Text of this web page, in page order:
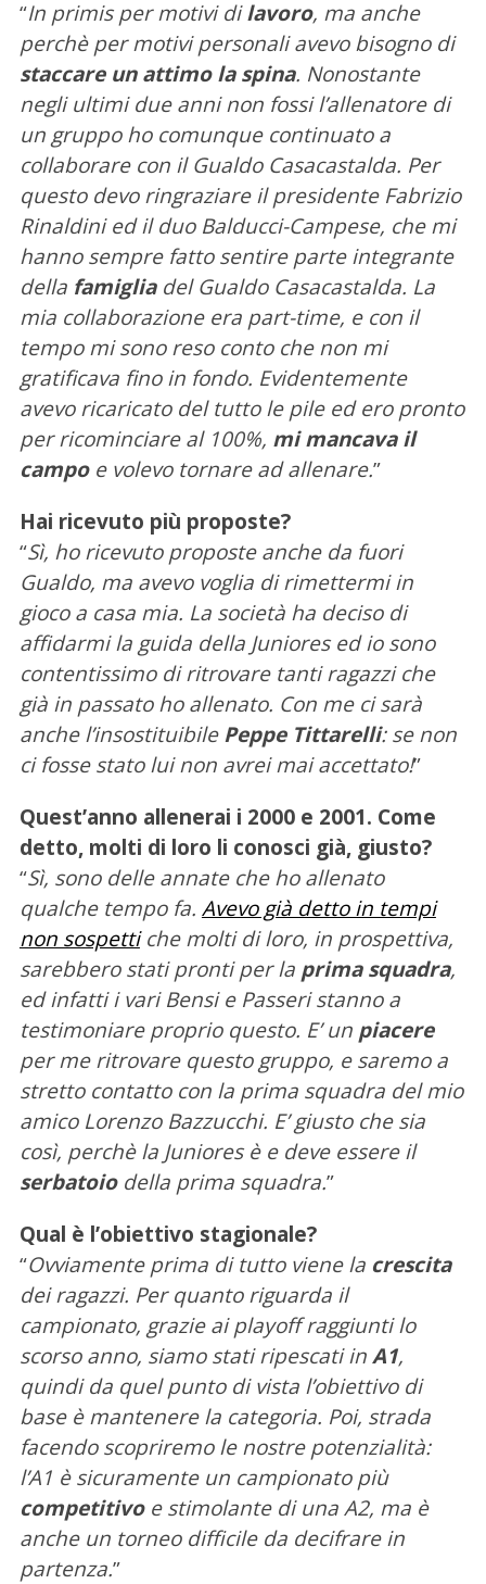
“In primis per motivi dilavoro, ma anche
perchè per motivi personali avevo bisogno di
staccare un attimo la spina. Nonostante
negli ultimi due anni non fossi l’allenatore di
un gruppo ho comunque continuato a
collaborare con il Gualdo Casacastalda. Per
questo devo ringraziare il presidente Fabrizio
Rinaldini ed il duo Balducci-Campese, che mi
hanno sempre fatto sentire parte integrante
della famigliadel Gualdo Casacastalda. La
mia collaborazione era part-time, e con il
tempo mi sono reso conto che non mi
gratificava fino in fondo. Evidentemente
avevo ricaricato del tutto le pile ed ero pronto
per ricominciare al 100%, mi mancava il
campoe volevo tornare ad allenare.”
Hai ricevuto più proposte?
“Sì, ho ricevuto proposte anche da fuori
Gualdo, ma avevo voglia di rimettermi in
gioco a casa mia. La società ha deciso di
affidarmi la guida della Juniores ed io sono
contentissimo di ritrovare tanti ragazzi che
già in passato ho allenato. Con me ci sarà
anche l’insostituibilePeppe Tittarelli: se non
ci fosse stato lui non avrei mai accettato!”
Quest’anno allenerai i 2000 e 2001. Come
detto, molti di loro li conosci già, giusto?
“Sì, sono delle annate che ho allenato
qualche tempo fa. Avevo già detto in tempi
non sospettiche molti di loro, in prospettiva,
sarebbero stati pronti per la prima squadra,
ed infatti i vari Bensi e Passeri stanno a
testimoniare proprio questo. E’ un piacere
per me ritrovare questo gruppo, e saremo a
stretto contatto con la prima squadra del mio
amico Lorenzo Bazzucchi. E’ giusto che sia
così, perchè la Juniores è e deve essere il
serbatoiodella prima squadra.”
Qual è l’obiettivo stagionale?
“Ovviamente prima di tutto viene la crescita
dei ragazzi. Per quanto riguarda il
campionato, grazie ai playoff raggiunti lo
scorso anno, siamo stati ripescati inA1,
quindi da quel punto di vista l’obiettivo di
base è mantenere la categoria. Poi, strada
facendo scopriremo le nostre potenzialità:
l’A1 è sicuramente un campionato più
competitivoe stimolante di una A2, ma è
anche un torneo difficile da decifrare in
partenza.”
C
e